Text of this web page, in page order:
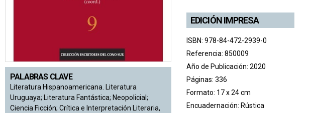
PALABRAS CLAVE
Literatura Hispanoamericana. Literatura
Uruguaya; Literatura Fantástica; Neopolicial;
Ciencia Ficción; Crítica e Interpretación Literaria,
EDICIÓN IMPRESA
ISBN: 978-84-472-2939-0
Referencia: 850009
Año de Publicación: 2020
Páginas: 336
Formato: 17 x 24 cm
Encuadernación: Rústica